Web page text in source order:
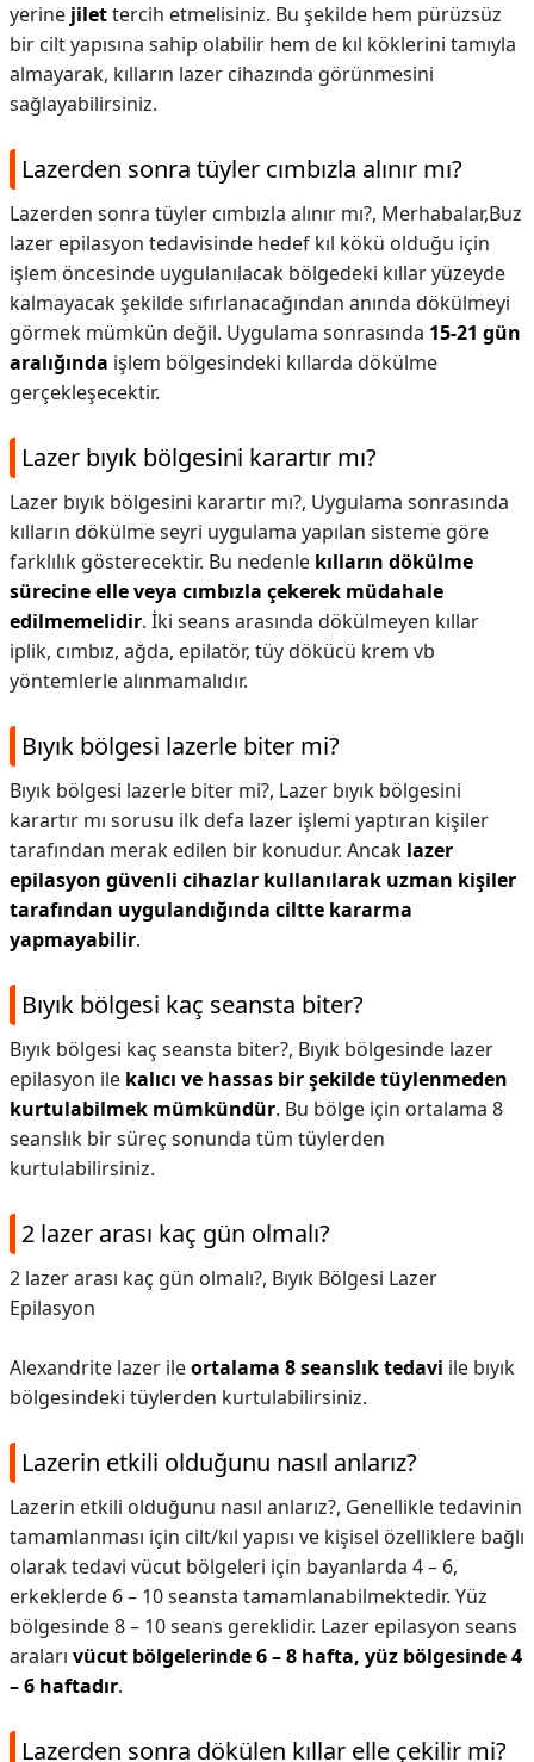
yerine jilettercih etmelisiniz. Bu şekilde hem pürüzsüz
bir cilt yapısına sahip olabilir hem de kıl köklerini tamıyla
almayarak, kılların lazer cihazında görünmesini
sağlayabilirsiniz.
Lazerden sonra tüyler cımbızla alınır mı?
Lazerden sonra tüyler cımbızla alınır mı?, Merhabalar,Buz
lazer epilasyon tedavisinde hedef kıl kökü olduğu için
işlem öncesinde uygulanılacak bölgedeki kıllar yüzeyde
kalmayacak şekilde sıfırlanacağından anında dökülmeyi
görmek mümkün değil. Uygulama sonrasında 15-21 gün
aralığında işlem bölgesindeki kıllarda dökülme
gerçekleşecektir.
Lazer bıyık bölgesini karartır mı?
Lazer bıyık bölgesini karartır mı?, Uygulama sonrasında
kılların dökülme seyri uygulama yapılan sisteme göre
farklılık gösterecektir. Bu nedenle kılların dökülme
sürecine elle veya cımbızla çekerek müdahale
edilmemelidir. İki seans arasında dökülmeyen kıllar
iplik, cımbız, ağda, epilatör, tüy dökücü krem vb
yöntemlerle alınmamalıdır.
Bıyık bölgesi lazerle biter mi?
Bıyık bölgesi lazerle biter mi?, Lazer bıyık bölgesini
karartır mı sorusu ilk defa lazer işlemi yaptıran kişiler
tarafından merak edilen bir konudur. Ancak lazer
epilasyon güvenli cihazlar kullanılarak uzman kişiler
tarafından uygulandığında ciltte kararma
yapmayabilir.
Bıyık bölgesi kaç seansta biter?
Bıyık bölgesi kaç seansta biter?, Bıyık bölgesinde lazer
epilasyon ile kalıcı ve hassas bir şekilde tüylenmeden
kurtulabilmek mümkündür. Bu bölge için ortalama 8
seanslık bir süreç sonunda tüm tüylerden
kurtulabilirsiniz.
2 lazer arası kaç gün olmalı?
2 lazer arası kaç gün olmalı?, Bıyık Bölgesi Lazer
Epilasyon
Alexandrite lazer ileortalama 8 seanslık tedavi ile bıyık
bölgesindeki tüylerden kurtulabilirsiniz.
Lazerin etkili olduğunu nasıl anlarız?
Lazerin etkili olduğunu nasıl anlarız?, Genellikle tedavinin
tamamlanması için cilt/kıl yapısı ve kişisel özelliklere bağlı
olarak tedavi vücut bölgeleri için bayanlarda 4 – 6,
erkeklerde 6 – 10 seansta tamamlanabilmektedir. Yüz
bölgesinde 8 – 10 seans gereklidir. Lazer epilasyon seans
araları vücut bölgelerinde 6 – 8 hafta, yüz bölgesinde 4
– 6 haftadır.
Lazerden sonra dökülen kıllar elle çekilir mi?